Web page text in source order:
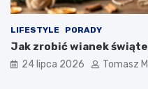
LIFESTYLE PORADY
Jak zrobić wianek
24 lipca 2026 Tomasz